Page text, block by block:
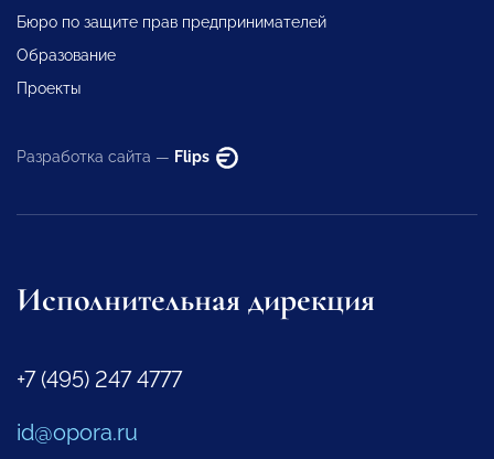
Бюро по защите прав предпринимателей
Образование
Проекты
Разработка сайта — Flips
Исполнительная дирекция
+7 (495) 247 4777
id@opora.ru